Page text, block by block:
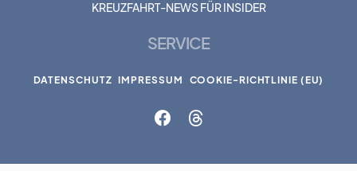
KREUZFAHRT-NEWS FÜR INSIDER
SERVICE
DATENSCHUTZ IMPRESSUM COOKIE-RICHTLINIE (EU)